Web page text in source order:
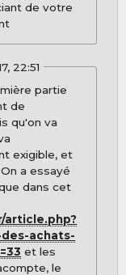
de votre
22:51
partie
de
qu'on va
exigible, et
a essayé
dans cet
achats-
et les
le